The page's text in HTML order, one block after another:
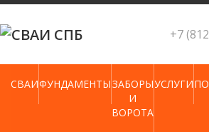
Skip
to
content
+7
СВАИФУНДАМЕНТЫЗАБОРЫ
И
ВОРОТА
УСЛУГИ